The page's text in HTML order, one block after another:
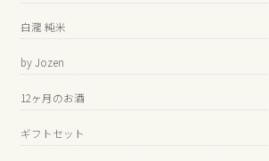
白瀧 純米
by Jozen
12ヶ月のお酒
ギフトセット